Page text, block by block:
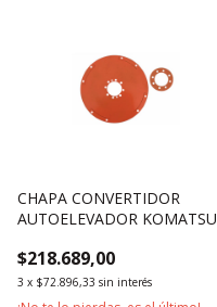
CHAPA CONVERTIDOR
AUTOELEVADOR KOMATSU
$218.689,00
3 x $72.896,33 sin interés